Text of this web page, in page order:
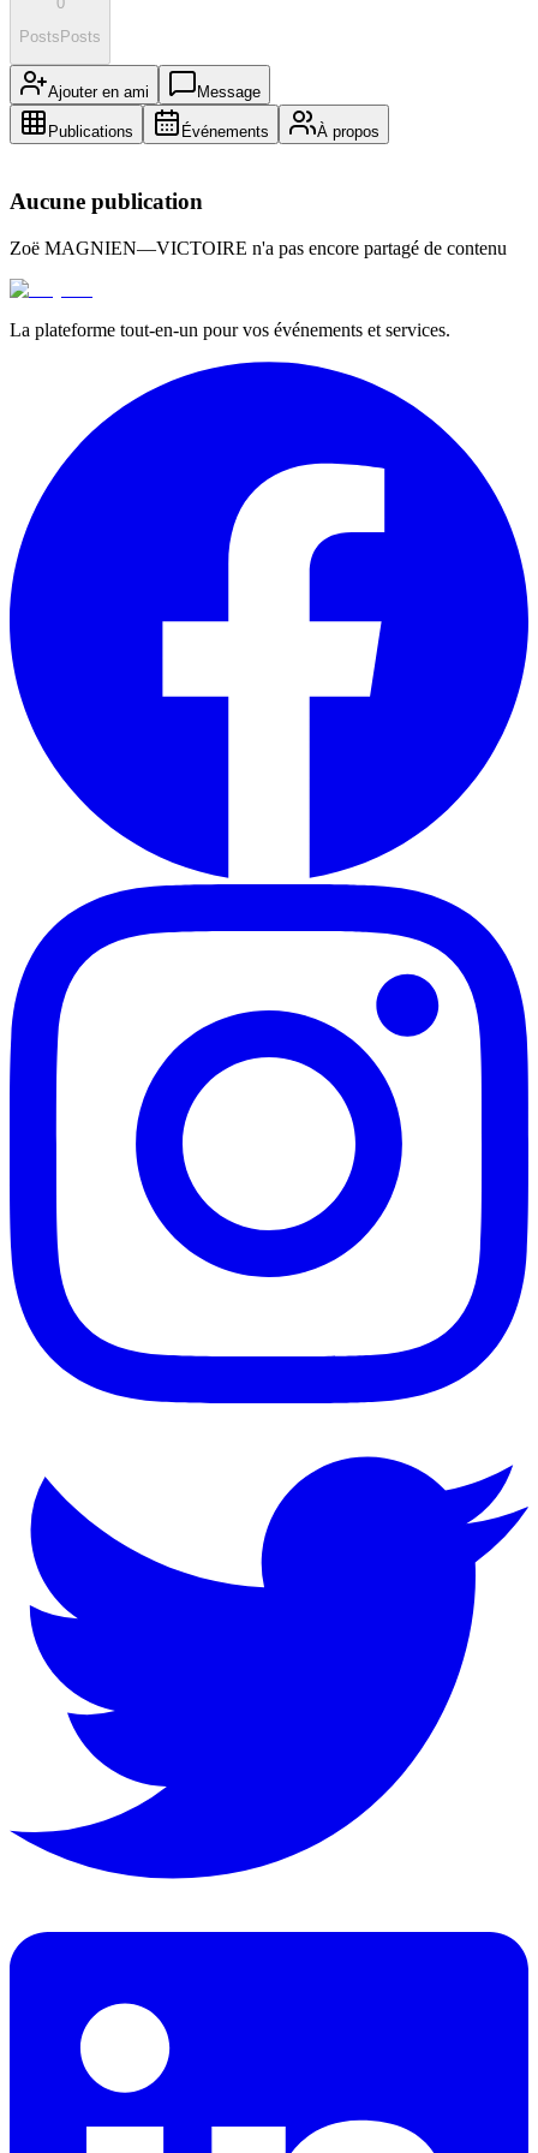
Posts Posts
Ajouter en ami Message
Publications Événements À propos
Aucune publication
Zoë MAGNIEN—VICTOIRE n'a pas encore partagé de contenu
La plateforme tout-en-un pour vos événements et services.